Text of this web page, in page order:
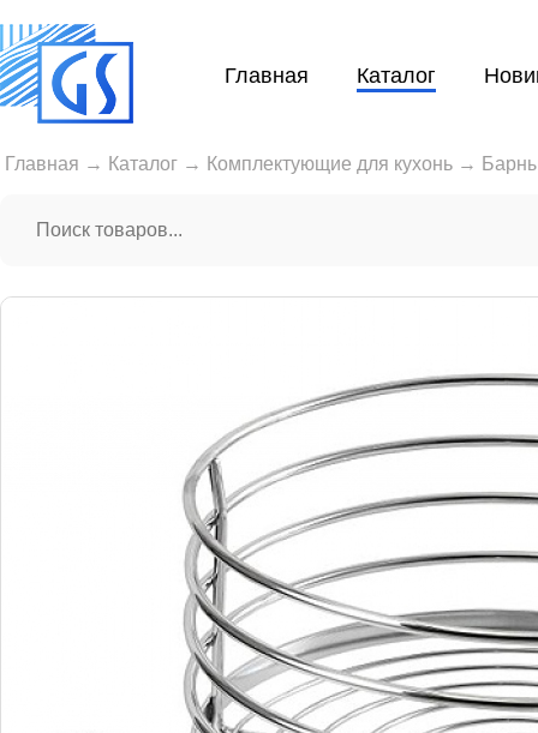
Главная Каталог
Главная → Каталог → Комплектующие для кухонь →